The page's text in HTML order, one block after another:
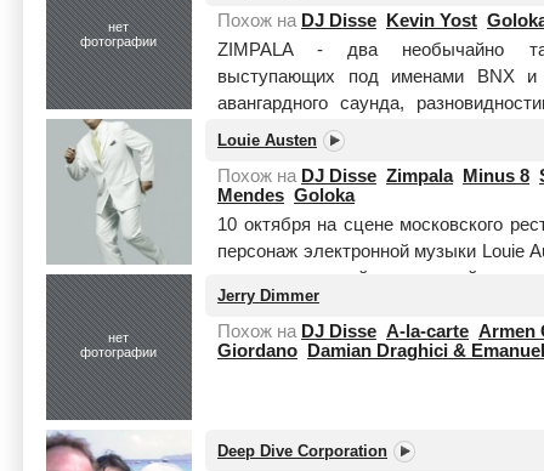
нет
фотографии
Похож на DJ Disse Kevin Yost
ZIMPALA - два необычайно
выступающих под именами BNX и
авангардного саунда,
MUSIC: терпкая смесь экзотичной,...
Louie Austen
Похож на DJ Disse Zimpala Minus 8
Mendes Goloka
10 октября на сцене московского
персонаж электронной музыки Louie
наверное, самый загадочный на
Читать целиком
нет
фотографии
Jerry Dimmer
Похож на DJ Disse A-la-carte Armen
Giordano
Damian Draghici &
Deep Dive Corporation